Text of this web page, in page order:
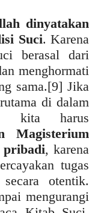
dinyatakan
Suci. Karena
berasal dari
menghormati
sama.[9] Jika
di dalam
kita harus
Magisterium
pribadi, karena
tugas
otentik.
mengurangi